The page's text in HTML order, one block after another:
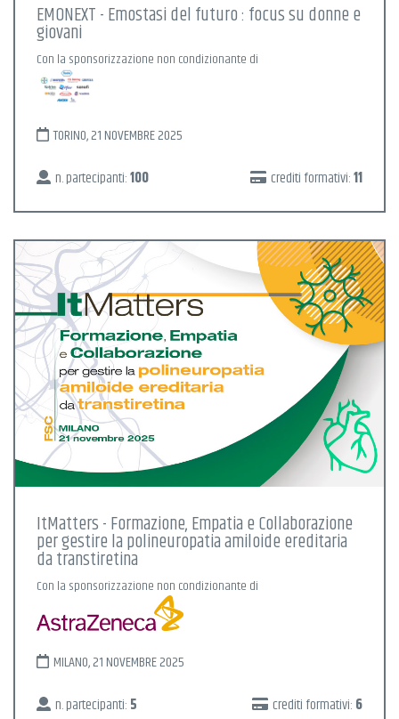
EMONEXT - Emostasi del futuro : focus su donne e
giovani
Con la sponsorizzazione non condizionante di
TORINO, 21 NOVEMBRE 2025
n. partecipanti:100 crediti formativi:11
ItMatters - Formazione, Empatia e Collaborazione
per gestire la polineuropatia amiloide ereditaria
da transtiretina
Con la sponsorizzazione non condizionante di
MILANO, 21 NOVEMBRE 2025
n. partecipanti: 5 crediti formativi: 6